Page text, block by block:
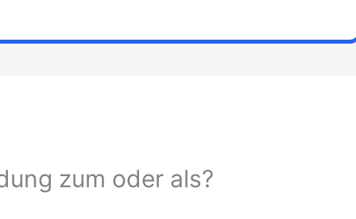
zum oder als?